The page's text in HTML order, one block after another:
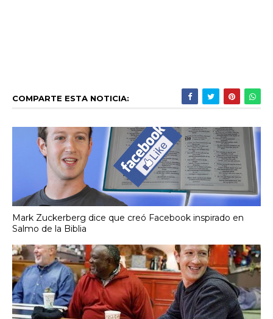
COMPARTE ESTA NOTICIA:
Mark Zuckerberg dice que creó Facebook inspirado en
Salmo de la Biblia